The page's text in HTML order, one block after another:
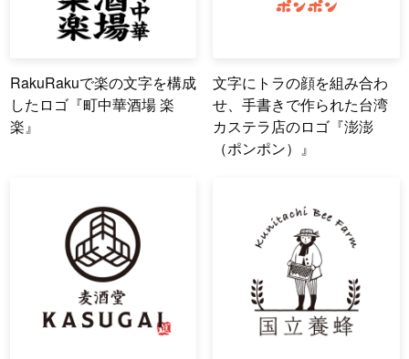
RakuRakuで楽の文字を構成
したロゴ『町中華酒場 楽
楽』
文字にトラの顔を組み合わ
せ、手書きで作られた台湾
カステラ店のロゴ『澎澎
（ポンポン）』